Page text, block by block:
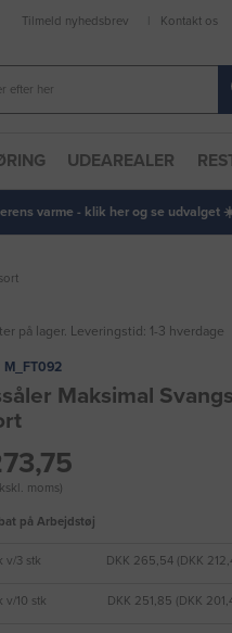
Tilmeld nyhedsbrev Kontakt os
UDEAREALER
varme - klik her og se udvalget ☀️
på lager. Leveringstid: 1-3 hverdage
M_FT092
Maksimal
moms)
på Arbejdstøj
v/3 stk DKK 265,54 (DKK
v/10 stk DKK 251,85 (DKK